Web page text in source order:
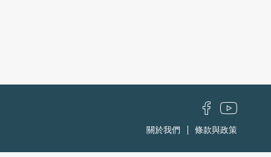
關於我們
條款與政策